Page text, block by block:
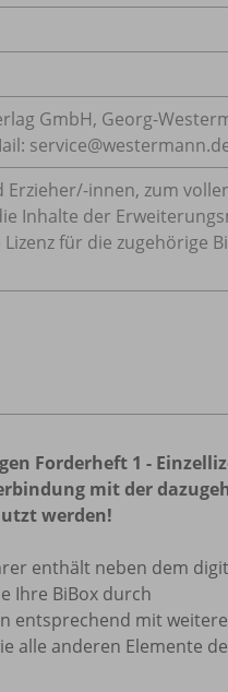
GmbH, Georg-
Erzieher/-innen, zum
Inhalte der
für die zugehörige
Forderheft 1 -
mit der
werden!
enthält neben dem
Ihre BiBox durch
entsprechend mit
alle anderen Elemente